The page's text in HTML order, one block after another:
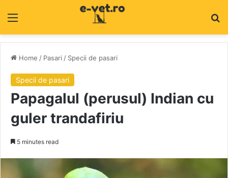
Home / Pasari / Specii de pasari
Specii de pasari
Papagalul (perusul) Indian cu
guler trandafiriu
5 minutes read